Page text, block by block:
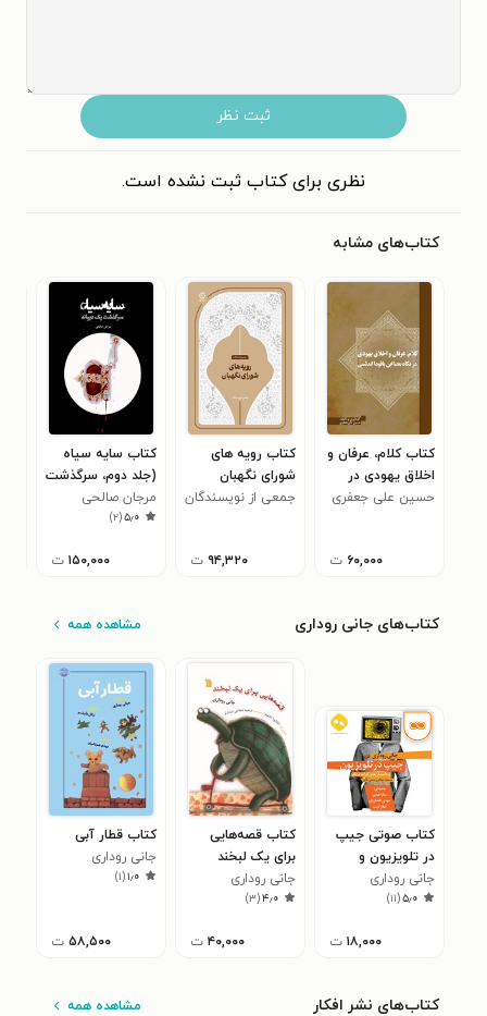
ثبت نظر
نظری برای کتاب ثبت نشده است.
کتاب‌های مشابه
کتاب کلام، عرفان و
اخلاق یهودی در
نگاه بحیا ابن پاقودا
حسین علی جعفری
۶۰,۰۰۰ ت
کتاب رویه های
شورای نگهبان
جمعی از نویسندگان
۹۴,۳۲۰ ت
کتاب سایه‌ سیاه
(جلد دوم، سرگذشت
یک دیوانه)
مرجان صالحی
۵٫۰(۲)
۱۵۰,۰۰۰ ت
کتاب‌های جانی روداری مشاهده همه
کتاب صوتی جیپ
در تلویزیون و
داستان های کرات
دیگر
جانی روداری
۵٫۰(۱۱)
۱۸,۰۰۰ ت
کتاب قصه‌هایی
برای یک لبخند
جانی روداری
۴٫۰(۳)
۴۰,۰۰۰ ت
کتاب قطار آبی
جانی روداری
۱٫۰(۱)
۵۸,۵۰۰ ت
کتاب‌های نشر افکار مشاهده همه